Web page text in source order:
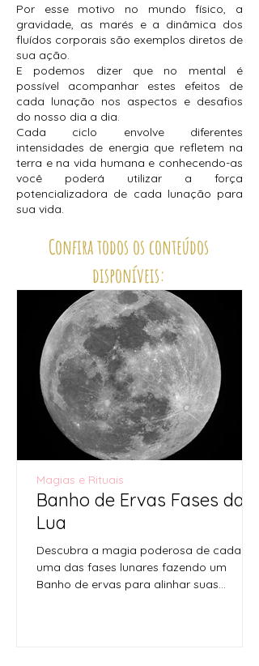
Por esse motivo no mundo físico, a
gravidade, as marés e a dinâmica dos
fluídos corporais são exemplos diretos de
sua ação.
E podemos dizer que no mental é
possível acompanhar estes efeitos de
cada lunação nos aspectos e desafios
do nosso dia a dia.
Cada ciclo envolve diferentes
intensidades de energia que refletem na
terra e na vida humana e conhecendo-as
você poderá utilizar a força
potencializadora de cada lunação para
sua vida.
Confira todos os conteúdos
disponíveis:
Banho de Ervas Fases da
Lua
Descubra a magia poderosa de cada
uma das fases lunares fazendo um
Banho de ervas para alinhar suas
Magias e Rituais